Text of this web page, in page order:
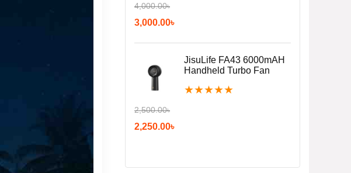
4,000.00৳
3,000.00৳
JisuLife FA43 6000mAH
Handheld Turbo Fan
★★★★★
2,500.00৳
2,250.00৳